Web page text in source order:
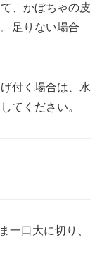
、かぼちゃの皮
足りない場合
付く場合は、水
てください。
一口大に切り、